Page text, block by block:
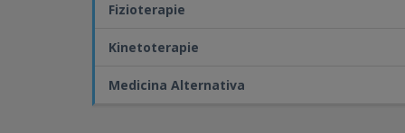
Fizioterapie
Kinetoterapie
Medicina Alternativa